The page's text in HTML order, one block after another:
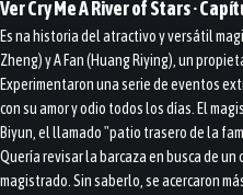
VerCry Me A River of Stars·
Es na historia del atractivo y versátil
Zheng) y A Fan (Huang Riying), un
Experimentaron una serie de eventos
con su amor y odio todos los días. El
Biyun, el llamado "patio trasero de la
Quería revisar la barcaza en busca de un
magistrado. Sin saberlo, se acercaron